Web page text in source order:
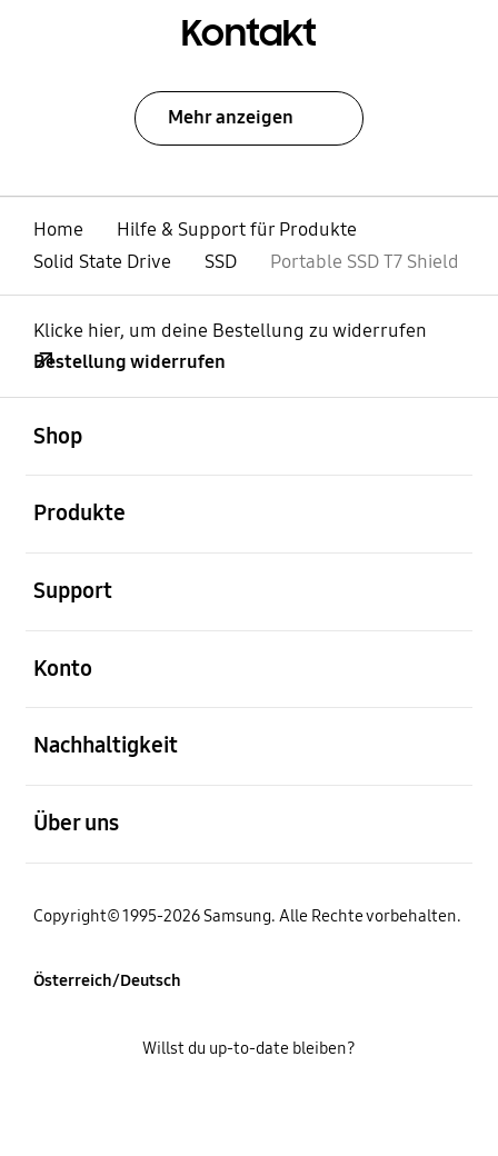
Kontakt
Mehr anzeigen
Home
Hilfe & Support für Produkte
Solid State Drive
SSD Portable SSD T7 Shield
Klicke hier, um deine Bestellung zu widerrufen
Bestellung widerrufen
Shop
Produkte
Support
Konto
Nachhaltigkeit
Über uns
Copyright© 1995-2026 Samsung. Alle Rechte vorbehalten.
Österreich/Deutsch
Willst du up-to-date bleiben?